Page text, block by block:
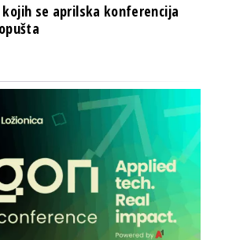
se aprilska konferencija